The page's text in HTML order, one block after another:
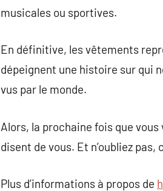
musicales ou sportives.
En définitive, les vêtements
dépeignent une histoire sur qui
vus par le monde.
Alors, la prochaine fois que
disent de vous. Et n’oubliez
Plus d’informations à propos de